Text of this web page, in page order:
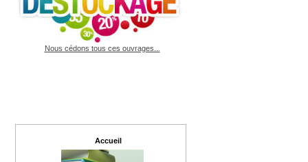
Nous cédons tous ces ouvrages...
Accueil